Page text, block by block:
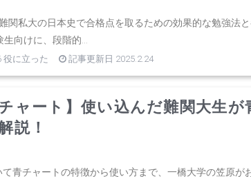
関私大の日本史で合格点を取るための効果的な勉強法
向けに、段階的...
役に立った 記事更新日 2025.2.24
チャート】使い込んだ難関大生
説！
青チャートの特徴から使い方まで、一橋大学の笠原が